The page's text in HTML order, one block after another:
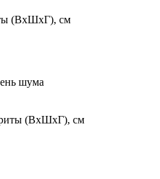
(ВхШхГ), см
шума
(ВхШхГ), см